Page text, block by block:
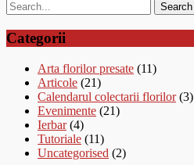
Categorii
Arta florilor presate (11)
Articole (21)
Calendarul colectarii florilor(3)
Evenimente (21)
Ierbar(4)
Tutoriale (11)
Uncategorised (2)